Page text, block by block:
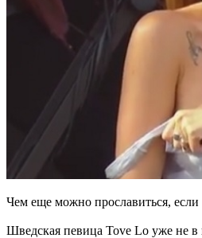
Чем еще можно прославиться, если
Шведская певица Tove Lo уже не в